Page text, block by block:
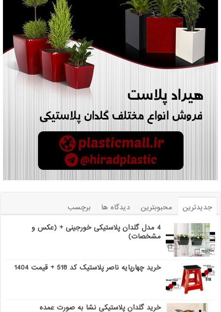
جدیدترین محبوبترین دیدگاه ها
برچسب
4 مدل گلدان پلاستیکی خورجینی + (عکس و
مشخصات)
خرید چهارپایه ناصر پلاستیک کد 518 + قیمت 1404
خرید گلدان پلاستیکی نشا به صورت عمده